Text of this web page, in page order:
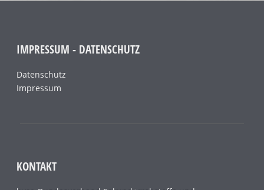
IMPRESSUM - DATENSCHUTZ
Datenschutz
Impressum
KONTAKT